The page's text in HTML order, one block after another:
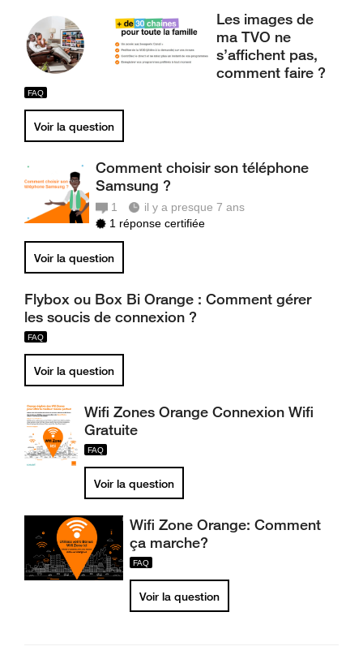
Les images de
ma TVO ne
s’affichent pas,
comment faire ?
Voir la question
Comment choisir son téléphone
Samsung ?
1
il y a presque 7 ans
1 réponse certifiée
Voir la question
Flybox ou Box Bi Orange : Comment gérer
les soucis de connexion ?
Voir la question
Wifi Zones Orange Connexion Wifi
Gratuite
Voir la question
Wifi Zone Orange: Comment
ça marche?
Voir la question